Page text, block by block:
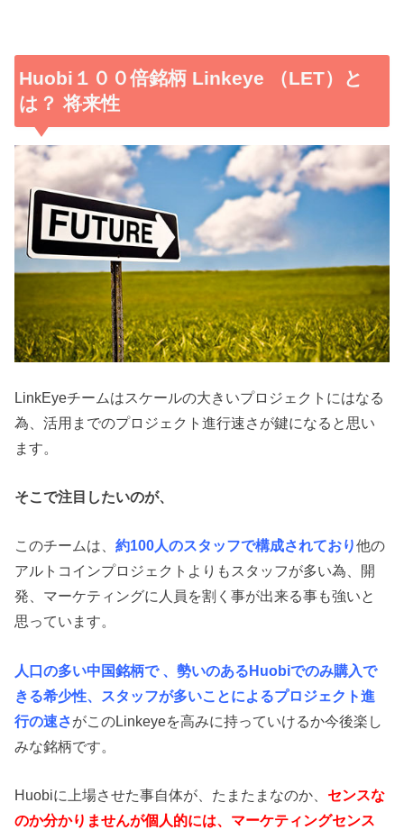
Huobi１００倍銘柄 Linkeye （LET）と
は？ 将来性
LinkEyeチームはスケールの大きいプロジェクトにはなる
為、活用までのプロジェクト進行速さが鍵になると思い
ます。
そこで注目したいのが、
このチームは、約100人のスタッフで構成されており他の
アルトコインプロジェクトよりもスタッフが多い為、開
発、マーケティングに人員を割く事が出来る事も強いと
思っています。
人口の多い中国銘柄で 、勢いのあるHuobiでのみ購入で
きる希少性、スタッフが多いことによるプロジェクト進
行の速さがこのLinkeyeを高みに持っていけるか今後楽し
みな銘柄です。
Huobiに上場させた事自体が、たまたまなのか、 センスな
のか分かりませんが個人的には、マーケティングセンス